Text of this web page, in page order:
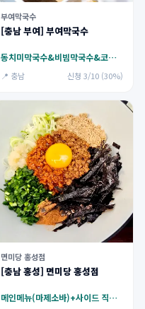
부여막국수
[충남 부여] 부여막국수
동치미막국수&비빔막국수&코다리비빔막국수
📍 충남 신청 3/10 (30%)
면미당 홍성점
[충남 홍성] 면미당 홍성점
메인메뉴(마제소바)+사이드 직화구이+무료 아메리카노(아이스/핫)